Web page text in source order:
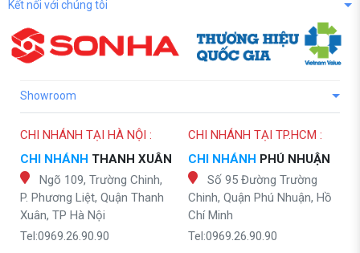
Kết nối với chúng tôi
Showroom
CHI NHÁNH TẠI HÀ NỘI :
CHI NHÁNH THANH XUÂN
Ngõ 109, Trường Chinh,
P. Phương Liệt, Quận Thanh
Xuân, TP Hà Nội
Tel:0969.26.90.90
CHI NHÁNH TẠI TP.HCM :
CHI NHÁNH PHÚ NHUẬN
Số 95 Đường Trường
Chinh, Quận Phú Nhuận, Hồ
Chí Minh
Tel:0969.26.90.90